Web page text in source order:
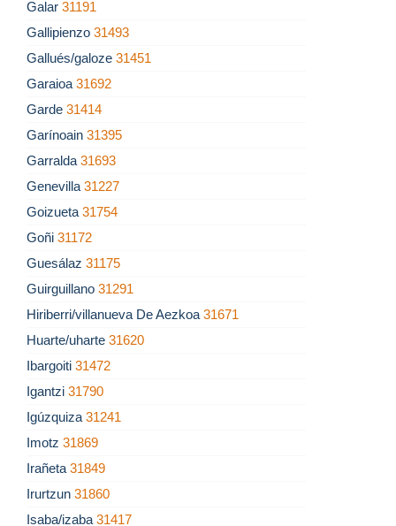
Galar 31191
Gallipienzo 31493
Gallués/galoze 31451
Garaioa 31692
Garde 31414
Garínoain 31395
Garralda 31693
Genevilla 31227
Goizueta 31754
Goñi 31172
Guesálaz 31175
Guirguillano 31291
Hiriberri/villanueva De Aezkoa 31671
Huarte/uharte 31620
Ibargoiti 31472
Igantzi 31790
Igúzquiza 31241
Imotz 31869
Irañeta 31849
Irurtzun 31860
Isaba/izaba 31417